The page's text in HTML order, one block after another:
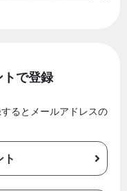
トで登録
るとメールアドレスの
ト